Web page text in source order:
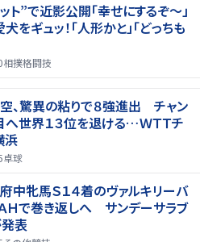
ト”で近影公開「幸せにするぞ〜」
をギュッ！「人形かと」「どっちも
相撲格闘技
空、驚異の粘りで８強進出 チャン
へ世界１３位を退ける…ＷＴＴチ
浜
卓球
中牝馬Ｓ１４着のヴァルキリーバ
Ｈで巻き返しへ サンデーサラブ
発表